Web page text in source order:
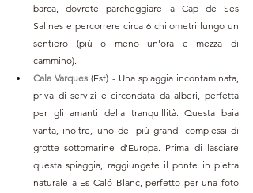
barca, dovrete parcheggiare a Cap de Ses
Salines e percorrere circa 6 chilometri lungo un
sentiero (più o meno un'ora e mezza di
cammino).
Cala Varques (Est) - Una spiaggia incontaminata,
priva di servizi e circondata da alberi, perfetta
per gli amanti della tranquillità. Questa baia
vanta, inoltre, uno dei più grandi complessi di
grotte sottomarine d'Europa. Prima di lasciare
questa spiaggia, raggiungete il ponte in pietra
naturale a Es Caló Blanc, perfetto per una foto